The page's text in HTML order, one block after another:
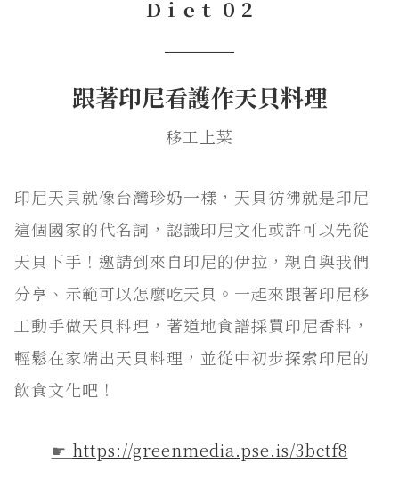
Ｄｉｅｔ ０２
───
跟著印尼看護作天貝料理
移工上菜
印尼天貝就像台灣珍奶一樣，天貝彷彿就是印尼
這個國家的代名詞，認識印尼文化或許可以先從
天貝下手！邀請到來自印尼的伊拉，親自與我們
分享、示範可以怎麼吃天貝。一起來跟著印尼移
工動手做天貝料理，著道地食譜採買印尼香料，
輕鬆在家端出天貝料理，並從中初步探索印尼的
飲食文化吧！
☛ https://greenmedia.pse.is/3bctf8